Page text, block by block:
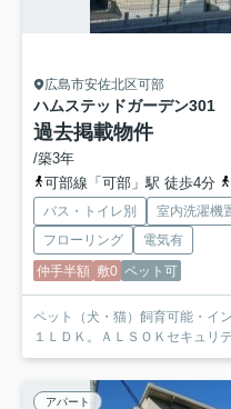
広島市安佐北区可部
ハムステッドガーデン301
過去掲載物件
/築3年
可部線「可部」駅 徒歩4分
バス・トイレ別 室内洗濯機
フローリング
電気有
仲手半額 敷0 ペット可
ペット（犬・猫）飼育可能・イ
１ＬＤＫ。ＡＬＳＯＫセキュリ
アパート